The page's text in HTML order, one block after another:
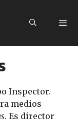
Inspector.
medios
. Es director